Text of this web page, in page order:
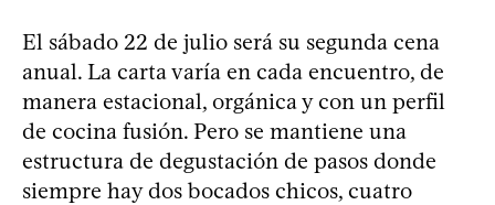
El sábado 22 de julio será su segunda cena
anual. La carta varía en cada encuentro, de
manera estacional, orgánica y con un perfil
de cocina fusión. Pero se mantiene una
estructura de degustación de pasos donde
siempre hay dos bocados chicos, cuatro